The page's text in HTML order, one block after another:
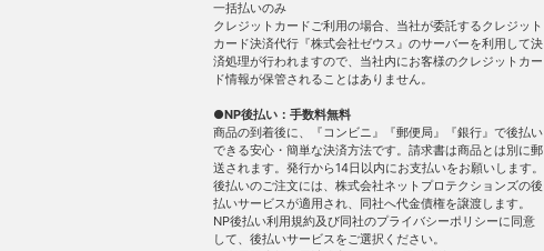
一括払いのみ
クレジットカードご利用の場合、当社が委託するクレジット
カード決済代行『株式会社ゼウス』のサーバーを利用して決
済処理が行われますので、当社内にお客様のクレジットカー
ド情報が保管されることはありません。
●NP後払い：手数料無料
商品の到着後に、『コンビニ』『郵便局』『銀行』で後払い
できる安心・簡単な決済方法です。請求書は商品とは別に郵
送されます。発行から14日以内にお支払いをお願いします。
後払いのご注文には、株式会社ネットプロテクションズの後
払いサービスが適用され、同社へ代金債権を譲渡します。
NP後払い利用規約及び同社のプライバシーポリシーに同意
して、後払いサービスをご選択ください。